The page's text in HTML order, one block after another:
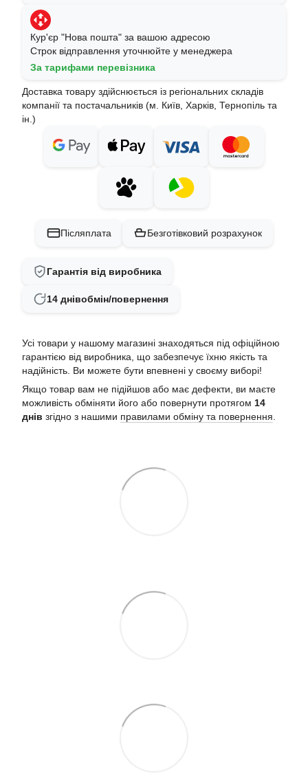
Кур'єр "Нова пошта" за вашою адресою
Строк відправлення уточнюйте у менеджера
За тарифами перевізника
Доставка товару здійснюється із регіональних складів
компанії та постачальників (м. Київ, Харків, Тернопіль та
ін.)
Післяплата Безготівковий розрахунок
Гарантія від виробника
14 днівобмін/повернення
Усі товари у нашому магазині знаходяться під офіційною
гарантією від виробника, що забезпечує їхню якість та
надійність. Ви можете бути впевнені у своєму виборі!
Якщо товар вам не підійшов або має дефекти, ви маєте
можливість обміняти його або повернути протягом 14
днів згідно з нашими правилами обміну та повернення